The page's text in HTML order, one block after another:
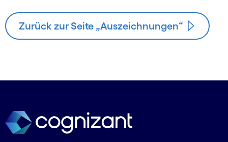
Zurück zur Seite „Auszeichnungen“